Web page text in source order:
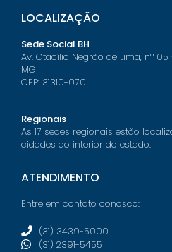
LOCALIZAÇÃO
Sede Social BH
Av. Otacílio Negrão de Lima, nº 05
MG
CEP: 31310-070
Regionais
As 17 sedes regionais estão
cidades do interior do estado.
ATENDIMENTO
Entre em contato conosco:
(31) 3439-5000
(31) 2391-5455